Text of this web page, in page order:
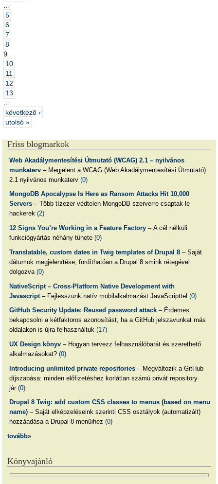
5
6
7
8
9
10
11
12
13
következő ›
utolsó »
Friss blogmarkok
Web Akadálymentesítési Útmutató (WCAG) 2.1 – nyilvános
munkaterv– Megjelent a WCAG (Web Akadálymentesítési Útmutató)
2.1 nyilvános munkaterv (0)
MongoDB Apocalypse Is Here as Ransom Attacks Hit 10,000
Servers– Több tízezer védtelen MongoDB szerverre csaptak le
hackerek (2)
12 Signs You’re Working in a Feature Factory– A cél nélküli
funkciógyártás néhány tünete (0)
Translatable, custom dates in Twig templates of Drupal 8– Saját
dátumok megjelenítése, fordíthatóan a Drupal 8 smink rétegével
dolgozva (0)
NativeScript – Cross-Platform Native Development with
Javascript– Fejlesszünk natív mobilalkalmazást JavaScripttel (0)
GitHub Security Update: Reused password attack– Érdemes
bekapcsolni a kétfaktoros azonosítást, ha a GitHub jelszavunkat más
oldalakon is újra felhasználtuk (17)
UX Design könyv– Hogyan tervezz felhasználóbarát és szerethető
alkalmazásokat? (0)
Introducing unlimited private repositories– Megváltozik a GitHub
díjszabása: minden előfizetéshez korlátlan számú privát repository
jár (0)
Drupal 8 Twig: add custom CSS classes to menus (based on menu
name)– Saját elképzeléseink szerinti CSS osztályok (automatizált)
hozzáadása a Drupal 8 menüihez (0)
tovább»
Könyvajánló